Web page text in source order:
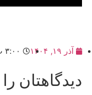
آذر ۱۹, ۱۴۰۴ ۳:۰۰ ب٫ظ
دیدگاهتان